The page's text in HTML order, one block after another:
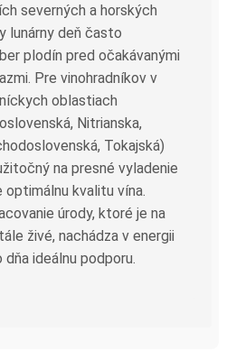
severných a horských
lunárny deň často
plodín pred očakávanými
Pre vinohradníkov v
oblastiach
Nitrianska,
Tokajská)
na presné vyladenie
optimálnu kvalitu vína.
úrody, ktoré je na
živé, nachádza v energii
ideálnu podporu.